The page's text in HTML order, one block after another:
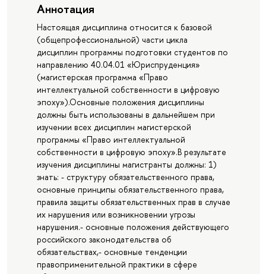
Аннотация
Настоящая дисциплина относится к базовой
(общепрофессиональной) части цикла
дисциплин программы подготовки студентов по
направлению 40.04.01 «Юриспруденция»
(магистерская программа «Право
интеллектуальной собственности в цифровую
эпоху»).Основные положения дисциплины
должны быть использованы в дальнейшем при
изучении всех дисциплин магистерской
программы «Право интеллектуальной
собственности в цифровую эпоху».В результате
изучения дисциплины магистранты должны: 1)
знать: - структуру обязательственного права,
основные принципы обязательственного права,
правила защиты обязательственных прав в случае
их нарушения или возникновении угрозы
нарушения.- основные положения действующего
российского законодательства об
обязательствах,- основные тенденции
правоприменительной практики в сфере